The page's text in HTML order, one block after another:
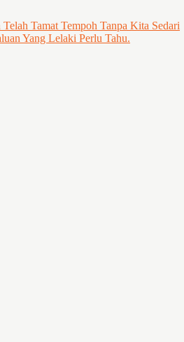
Tamat Tempoh Tanpa Kita Sedari
Yang Lelaki Perlu Tahu.